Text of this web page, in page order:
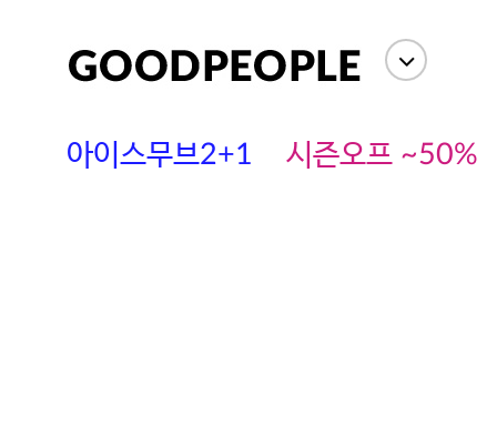
아이스무브2+1 시즌오프 ~50%